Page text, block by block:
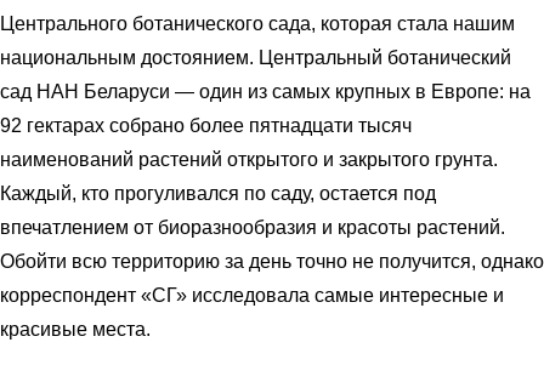
Центрального ботанического сада, которая стала нашим
национальным достоянием. Центральный ботанический
сад НАН Беларуси — один из самых крупных в Европе: на
92 гектарах собрано более пятнадцати тысяч
наименований растений открытого и закрытого грунта.
Каждый, кто прогуливался по саду, остается под
впечатлением от биоразнообразия и красоты растений.
Обойти всю территорию за день точно не получится, однако
корреспондент «СГ» исследовала самые интересные и
красивые места.